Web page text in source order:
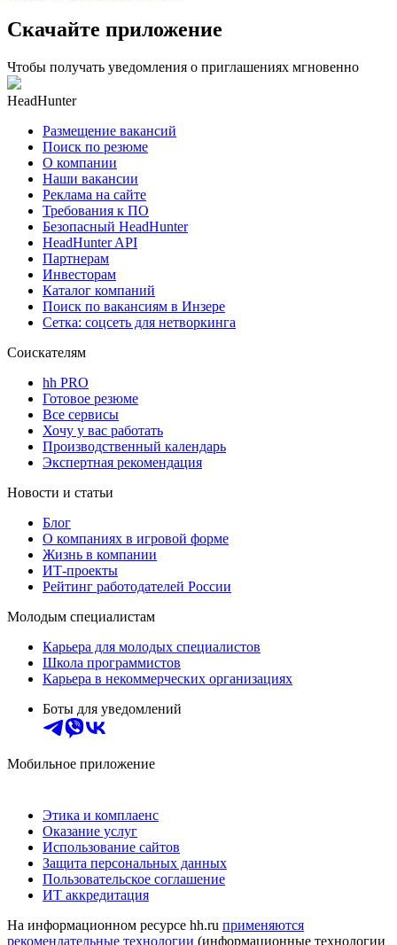
Скачайте приложение
Чтобы получать уведомления о приглашениях мгновенно
HeadHunter
Размещение вакансий
Поиск по резюме
О компании
Наши вакансии
Реклама на сайте
Требования к ПО
Безопасный HeadHunter
HeadHunter API
Партнерам
Инвесторам
Каталог компаний
Поиск по вакансиям в Инзере
Сетка: соцсеть для нетворкинга
Соискателям
hh PRO
Готовое резюме
Все сервисы
Хочу у вас работать
Производственный календарь
Экспертная рекомендация
Новости и статьи
Блог
О компаниях в игровой форме
Жизнь в компании
ИТ-проекты
Рейтинг работодателей России
Молодым специалистам
Карьера для молодых специалистов
Школа программистов
Карьера в некоммерческих организациях
Боты для уведомлений
Мобильное приложение
Этика и комплаенс
Оказание услуг
Использование сайтов
Защита персональных данных
Пользовательское соглашение
ИТ аккредитация
На информационном ресурсе hh.ru применяются
рекомендательные технологии (информационные технологии